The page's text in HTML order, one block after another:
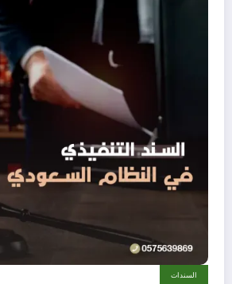
السندات